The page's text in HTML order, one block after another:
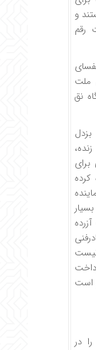
و
رقم
ملت
نق
کرده
است
در